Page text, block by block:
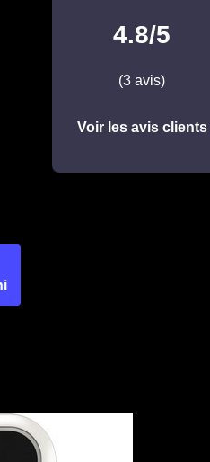
4.8/5
(3 avis)
Voir les avis clients